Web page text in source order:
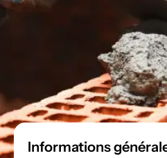
Informations